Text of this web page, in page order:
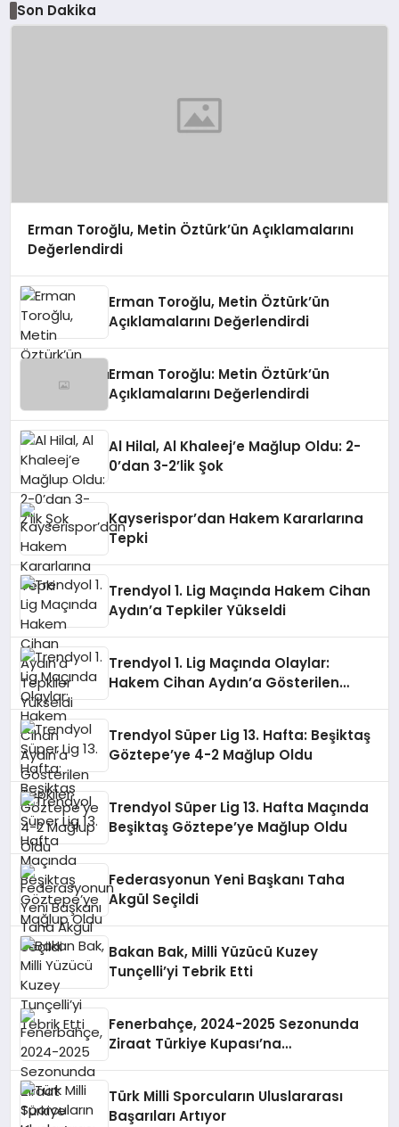
Son Dakika
Erman Toroğlu, Metin Öztürk’ün Açıklamalarını
Değerlendirdi
Erman Toroğlu, Metin Öztürk’ün
Açıklamalarını Değerlendirdi
Erman Toroğlu: Metin Öztürk’ün
Açıklamalarını Değerlendirdi
Al Hilal, Al Khaleej’e Mağlup Oldu: 2-
0’dan 3-2’lik Şok
Kayserispor’dan Hakem Kararlarına
Tepki
Trendyol 1. Lig Maçında Hakem Cihan
Aydın’a Tepkiler Yükseldi
Trendyol 1. Lig Maçında Olaylar:
Hakem Cihan Aydın’a Gösterilen
Trendyol Süper Lig 13. Hafta: Beşiktaş
Göztepe’ye 4-2 Mağlup Oldu
Trendyol Süper Lig 13. Hafta Maçında
Beşiktaş Göztepe’ye Mağlup Oldu
Federasyonun Yeni Başkanı Taha
Akgül Seçildi
Bakan Bak, Milli Yüzücü Kuzey
Tunçelli’yi Tebrik Etti
Fenerbahçe, 2024-2025 Sezonunda
Ziraat Türkiye Kupası’na
Türk Milli Sporcuların Uluslararası
Başarıları Artıyor